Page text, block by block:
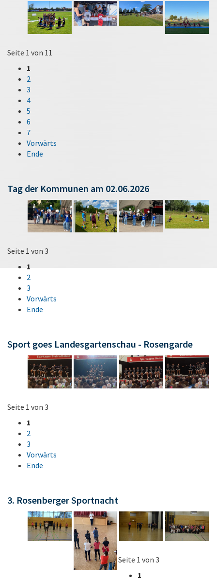
Seite 1 von 11
1
2
3
4
5
6
7
Vorwärts
Ende
Tag der Kommunen am 02.06.2026
Seite 1 von 3
1
2
3
Vorwärts
Ende
Sport goes Landesgartenschau - Rosengarde
Seite 1 von 3
1
2
3
Vorwärts
Ende
3. Rosenberger Sportnacht
Seite 1 von 3
1